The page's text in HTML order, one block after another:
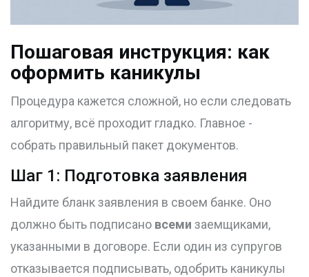
Пошаговая инструкция: как
оформить каникулы
Процедура кажется сложной, но если следовать
алгоритму, всё проходит гладко. Главное -
собрать правильный пакет документов.
Шаг 1: Подготовка заявления
Найдите бланк заявления в своем банке. Оно
должно быть подписано всеми заемщиками,
указанными в договоре. Если один из супругов
отказывается подписывать, одобрить каникулы